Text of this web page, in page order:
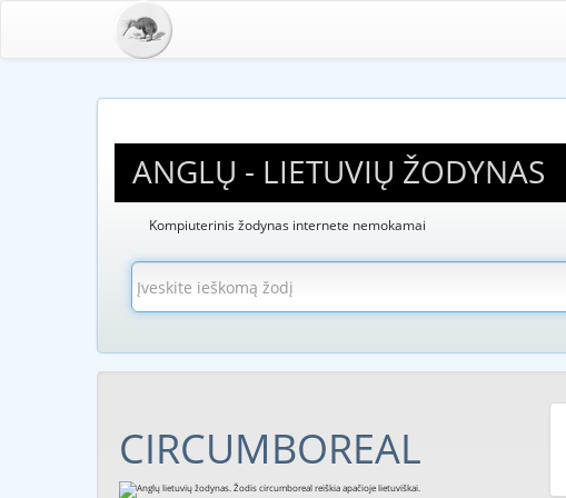
ANGLŲ - LIETUVIŲ ŽODYNAS
Kompiuterinis žodynas internete nemokamai
CIRCUMBOREAL